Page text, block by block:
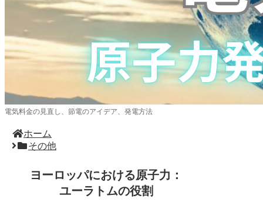
電気料金の見直し、節電のアイデア、発電方法
ホーム
その他
ヨーロッパにおける原子力：
ユーラトムの役割